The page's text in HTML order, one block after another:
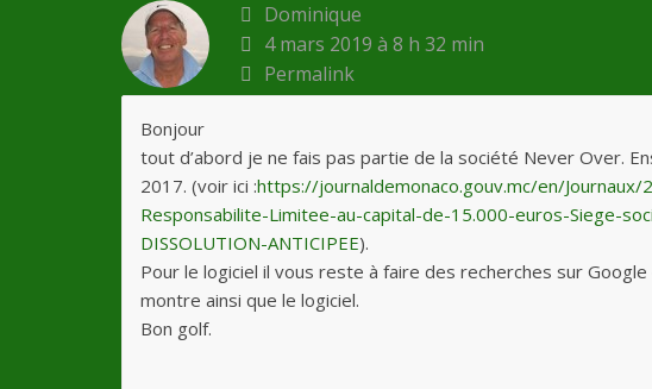
Dominique
4 mars 2019 à 8 h 32 min
Permalink
Bonjour
tout d’abord je ne fais pas partie de la société Never Over.
2017. (voir ici :https://journaldemonaco.gouv.mc/en/Journaux/
Responsabilite-Limitee-au-capital-de-15.000-euros-Siege-
DISSOLUTION-ANTICIPEE).
Pour le logiciel il vous reste à faire des recherches sur
montre ainsi que le logiciel.
Bon golf.